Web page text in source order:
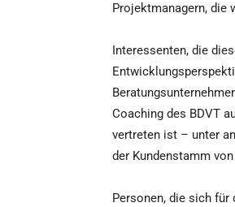
Projektmanagern, die
Interessenten, die
Coaching des BDVT
vertreten ist – unter
der Kundenstamm
Personen, die sich